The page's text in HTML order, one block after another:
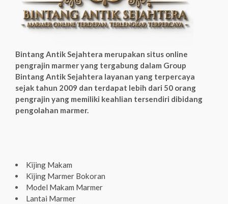
Bintang Antik Sejahtera merupakan situs online
pengrajin marmer yang tergabung dalam Group
Bintang Antik Sejahtera layanan yang terpercaya
sejak tahun 2009 dan terdapat lebih dari 50 orang
pengrajin yang memiliki keahlian tersendiri dibidang
pengolahan marmer.
Kijing Makam
Kijing Marmer Bokoran
Model Makam Marmer
Lantai Marmer